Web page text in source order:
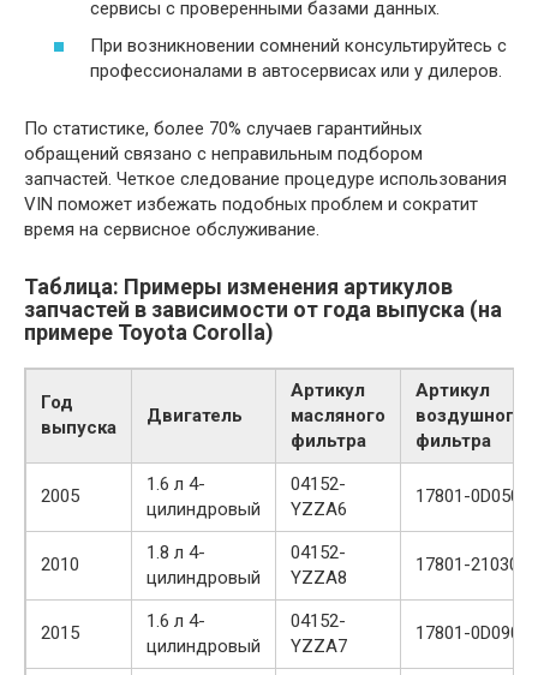
сервисы с проверенными базами данных.
При возникновении сомнений консультируйтесь с
профессионалами в автосервисах или у дилеров.
По статистике, более 70% случаев гарантийных
обращений связано с неправильным подбором
запчастей. Четкое следование процедуре использования
VIN поможет избежать подобных проблем и сократит
время на сервисное обслуживание.
Таблица: Примеры изменения артикулов
запчастей в зависимости от года выпуска (на
примере Toyota Corolla)
Год
выпуска
Двигатель
Артикул
масляного
фильтра
Артикул
воздушного
фильтра
2005
1.6 л 4-
цилиндровый
04152-
YZZA6
17801-0D050
2010
1.8 л 4-
цилиндровый
04152-
YZZA8
17801-21030
2015
1.6 л 4-
цилиндровый
04152-
YZZA7
17801-0D090